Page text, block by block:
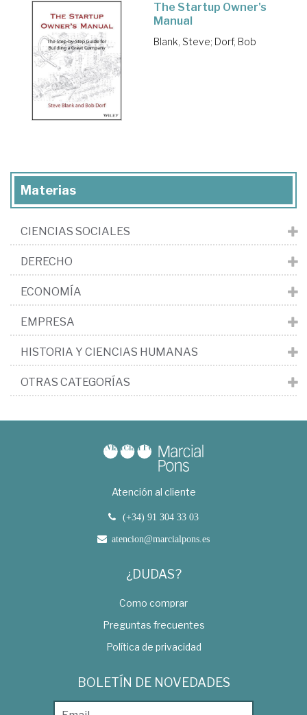
The Startup Owner's
Manual
Blank, Steve; Dorf, Bob
Materias
CIENCIAS SOCIALES
DERECHO
ECONOMÍA
EMPRESA
HISTORIA Y CIENCIAS HUMANAS
OTRAS CATEGORÍAS
Atención al cliente
(+34) 91 304 33 03
atencion@marcialpons.es
¿DUDAS?
Como comprar
Preguntas frecuentes
Política de privacidad
BOLETÍN DE NOVEDADES